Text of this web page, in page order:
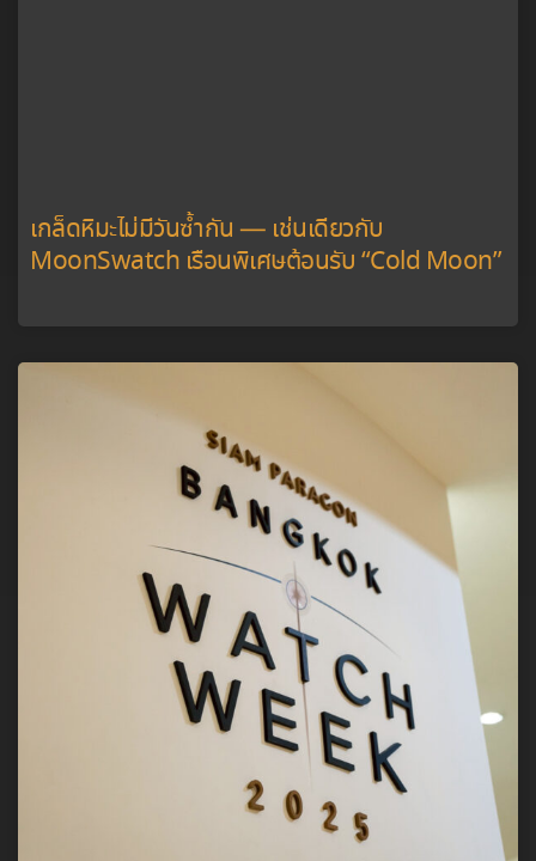
เกล็ดหิมะไม่มีวันซ้ำกัน — เช่นเดียวกับ
MoonSwatch เรือนพิเศษต้อนรับ “Cold Moon”